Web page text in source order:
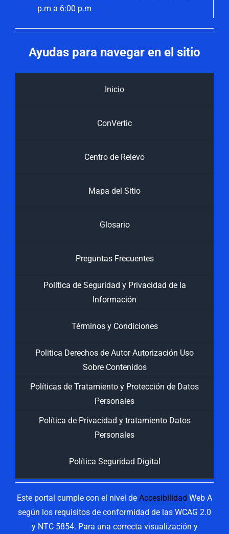
p.m a 6:00 p.m
Ayudas para navegar en el sitio
Inicio
ConVertic
Centro de Relevo
Mapa del Sitio
Glosario
Preguntas Frecuentes
Política de Seguridad y Privacidad de la
Información
Términos y Condiciones
Politica Derechos de Autor Autorización Uso
Sobre Contenidos
Políticas de Tratamiento y Protección de Datos
Personales
Política de Privacidad y tratamiento Datos
Personales
Política Seguridad Digital
Este portal cumple con el nivel de Accesibilidad Web A
según los requisitos de conformidad de las WCAG 2.0
y NTC 5854. Para una correcta visualización y